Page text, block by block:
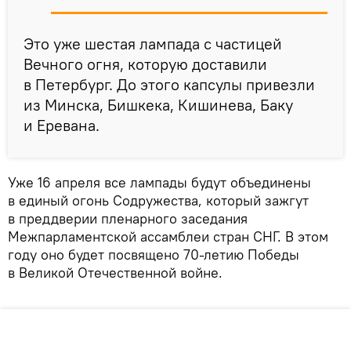
Это уже шестая лампада с частицей
Вечного огня, которую доставили
в Петербург. До этого капсулы привезли
из Минска, Бишкека, Кишинева, Баку
и Еревана.
Уже 16 апреля все лампады будут объединены
в единый огонь Содружества, который зажгут
в преддверии пленарного заседания
Межпарламентской ассамблеи стран СНГ. В этом
году оно будет посвящено 70-летию Победы
в Великой Отечественной войне.